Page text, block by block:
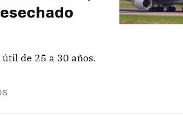
de 25 a 30 años.